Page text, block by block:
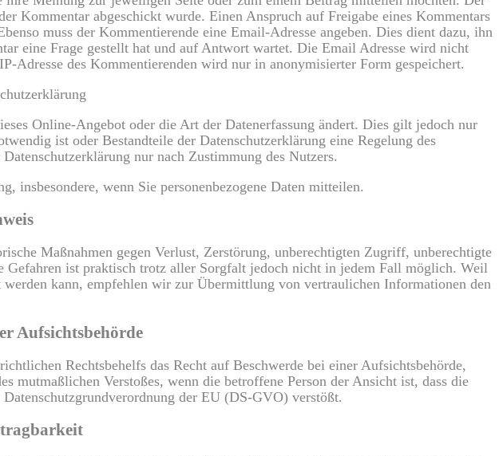
Kommentar abgeschickt wurde. Einen Anspruch auf Freigabe eines Kommentars
muss der Kommentierende eine Email-Adresse angeben. Dies dient dazu, ihn
eine Frage gestellt hat und auf Antwort wartet. Die Email Adresse wird nicht
Adresse des Kommentierenden wird nur in anonymisierter Form gespeichert.
Online-Angebot oder die Art der Datenerfassung ändert. Dies gilt jedoch nur
ist oder Bestandteile der Datenschutzerklärung eine Regelung des
nur nach Zustimmung des Nutzers.
insbesondere, wenn Sie personenbezogene Daten mitteilen.
Maßnahmen gegen Verlust, Zerstörung, unberechtigten Zugriff, unberechtigte
Gefahren ist praktisch trotz aller Sorgfalt jedoch nicht in jedem Fall möglich. Weil
kann, empfehlen wir zur Übermittlung von vertraulichen Informationen den
Aufsichtsbehörde
Rechtsbehelfs das Recht auf Beschwerde bei einer Aufsichtsbehörde,
mutmaßlichen Verstoßes, wenn die betroffene Person der Ansicht ist, dass die
der EU (DS-GVO) verstößt.